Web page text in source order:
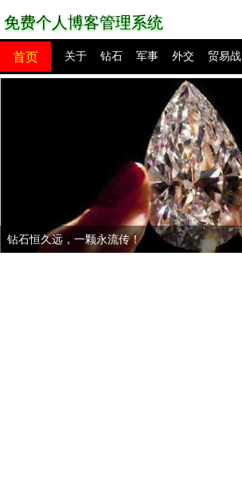
免费个人博客管理系统
首页 关于 钻石 军事 外交 贸易战
网站建设 SEO教程
创业赚钱 网络热点
钻石恒久远，一颗永流传！